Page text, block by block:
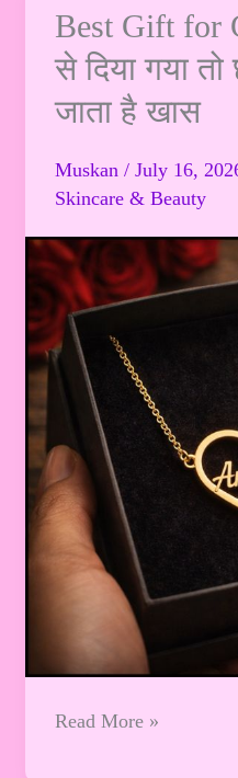
Designs
Best Gift for
से दिया गया तो
जाता है खास
Muskan / July 16,
Skincare & Beauty
Best
Gift
for
Girlfriend:
से
दिया
तो
छोटा
गिफ्ट
भी
खास
Read More »